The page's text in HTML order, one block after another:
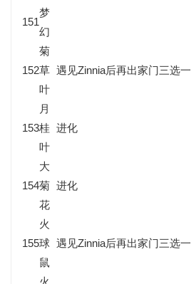
151
梦
幻
152
菊
草
叶
遇见Zinnia后再出家门三选一
153
月
桂
叶
进化
154
大
菊
花
进化
155
火
球
鼠
遇见Zinnia后再出家门三选一
火